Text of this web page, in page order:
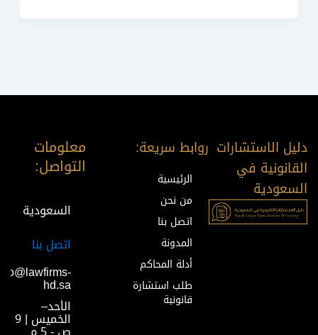
دليل الاستشارات
القانونية في
السعودية
روابط سريعة:
الرئيسية
من نحن
اتصل بنا
المدونة
أدلة المحاكم
طلب استشارة
قانونية
معلومات
التواصل:
السعودية
اتصل بنا
hd.sa
الأحد–
الخميس | 9